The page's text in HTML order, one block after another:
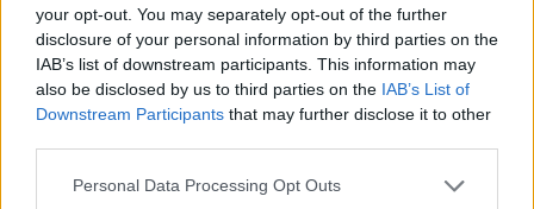
your opt-out. You may separately opt-out of the further
disclosure of your personal information by third parties on the
IAB’s list of downstream participants. This information may
also be disclosed by us to third parties on the IAB’s List of
Downstream Participants that may further disclose it to other
Personal Data Processing Opt Outs
06/08/2026
Financial Advisor
1100 € - 1300 € ανά μήνα μικτά